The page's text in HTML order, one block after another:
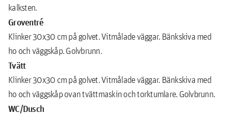
kalksten.
Groventré
Klinker 30x30 cm på golvet. Vitmålade väggar. Bänkskiva med
ho och väggskåp. Golvbrunn.
Tvätt
Klinker 30x30 cm på golvet. Vitmålade väggar. Bänkskiva med
ho och väggskåp ovan tvättmaskin och torktumlare. Golvbrunn.
WC/Dusch